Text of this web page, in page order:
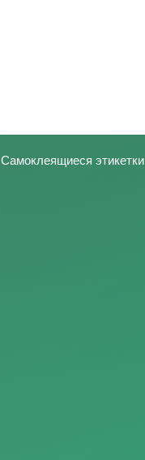
Самоклеящиеся этикетки